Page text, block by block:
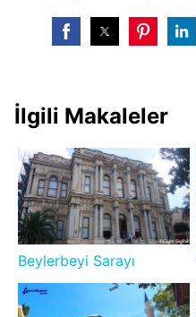
İlgili Makaleler
Beylerbeyi Sarayı